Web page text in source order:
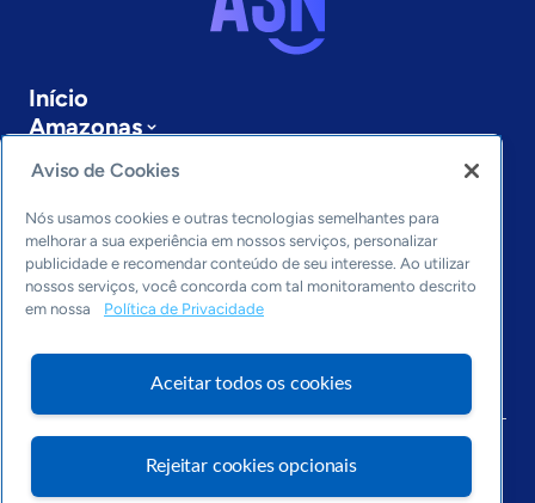
Início
Amazonas
Sobre a ASN
Últimas notícias
Entre em contato
Editorias
Economia & Política
Inovação & Tecnologia
Cultura empreendedora
Arquivo
Aviso de Cookies
Nós usamos cookies e outras tecnologias semelhantes para
melhorar a sua experiência em nossos serviços, personalizar
publicidade e recomendar conteúdo de seu interesse. Ao utilizar
nossos serviços, você concorda com tal monitoramento descrito
em nossa
Política de Privacidade
Aceitar todos os cookies
Rejeitar cookies opcionais